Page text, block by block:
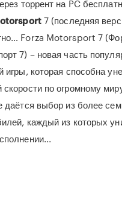
торрент на PC
7 (последняя
Forza Motorsport 7
7) – новая часть
игры, которая способна
скорости по огромному
даётся выбор из более
каждый из которых